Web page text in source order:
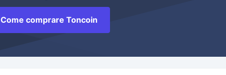
Come comprare Toncoin